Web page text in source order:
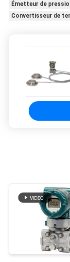
Émetteur de
Convertisseur de